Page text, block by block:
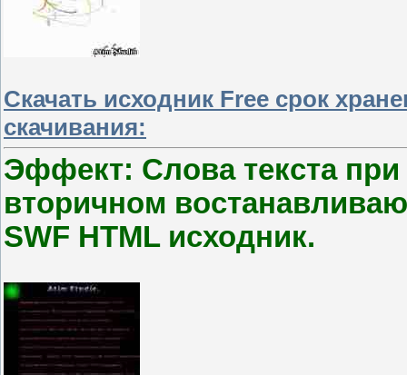
Скачать исходник Free срок
скачивания:
Эффект: Слова текста
вторичном
SWF HTML исходник.